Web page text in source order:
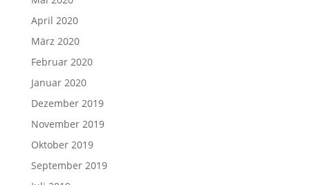
April 2020
März 2020
Februar 2020
Januar 2020
Dezember 2019
November 2019
Oktober 2019
September 2019